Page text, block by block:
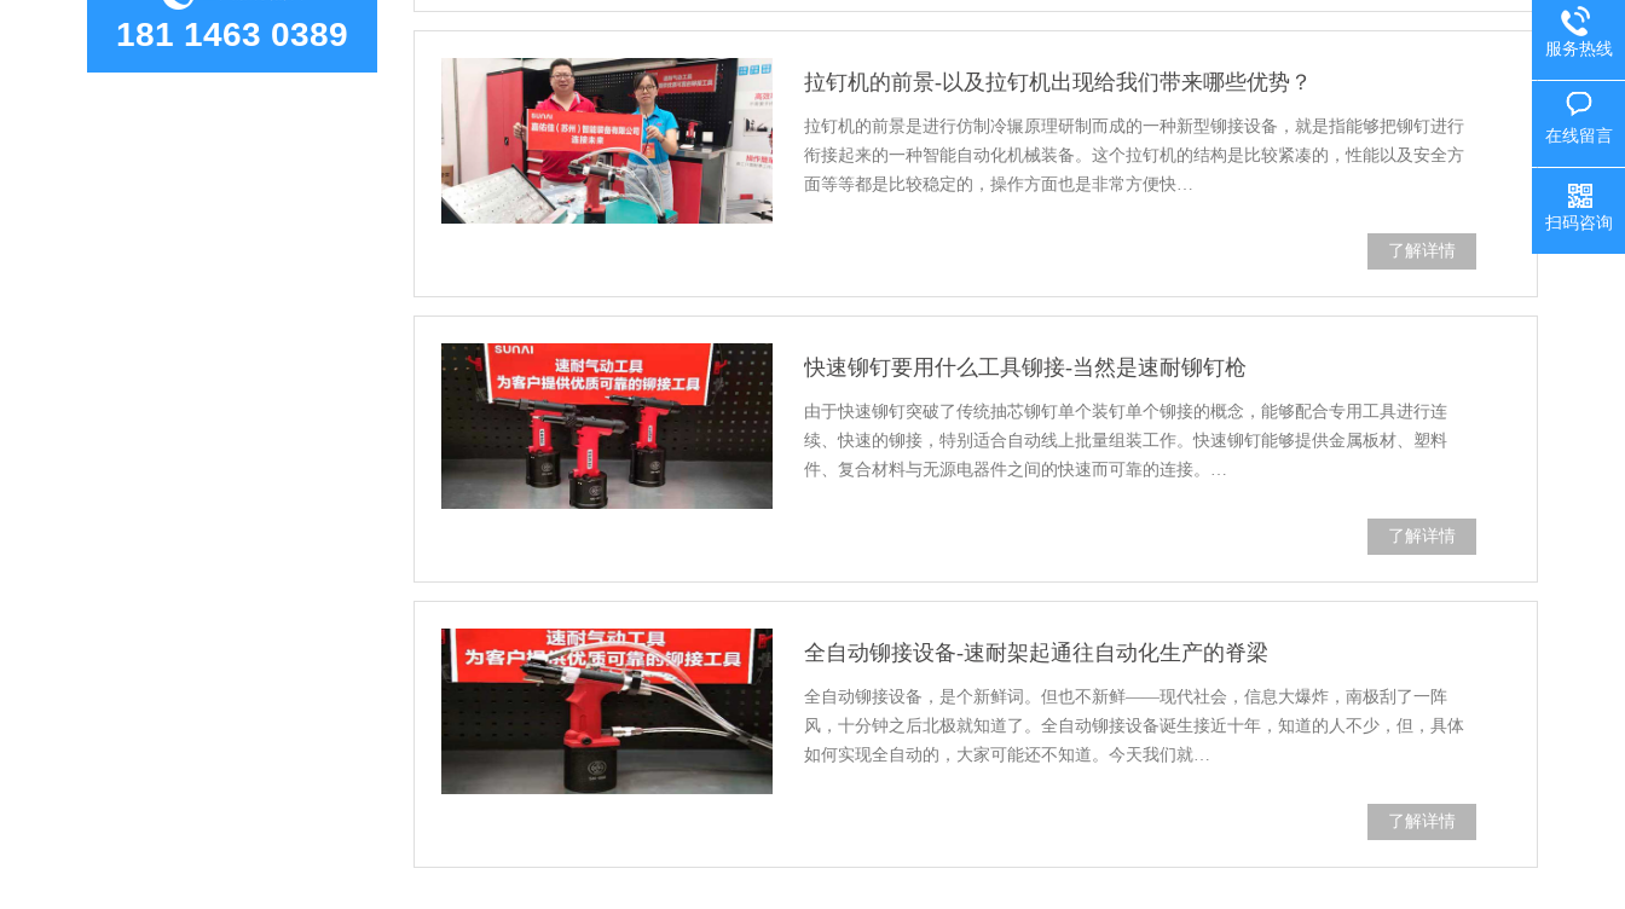
181 1463 0389
拉钉机的前景-以及拉钉机出现给我们带来哪些优势？
拉钉机的前景是进行仿制冷辗原理研制而成的一种新型铆接设备，就是指能够把铆钉进行
衔接起来的一种智能自动化机械装备。这个拉钉机的结构是比较紧凑的，性能以及安全方
面等等都是比较稳定的，操作方面也是非常方便快…
了解详情
快速铆钉要用什么工具铆接-当然是速耐铆钉枪
由于快速铆钉突破了传统抽芯铆钉单个装钉单个铆接的概念，能够配合专用工具进行连
续、快速的铆接，特别适合自动线上批量组装工作。快速铆钉能够提供金属板材、塑料
件、复合材料与无源电器件之间的快速而可靠的连接。…
了解详情
全自动铆接设备-速耐架起通往自动化生产的脊梁
全自动铆接设备，是个新鲜词。但也不新鲜——现代社会，信息大爆炸，南极刮了一阵
风，十分钟之后北极就知道了。全自动铆接设备诞生接近十年，知道的人不少，但，具体
如何实现全自动的，大家可能还不知道。今天我们就…
了解详情
服务热线
在线留言
扫码咨询